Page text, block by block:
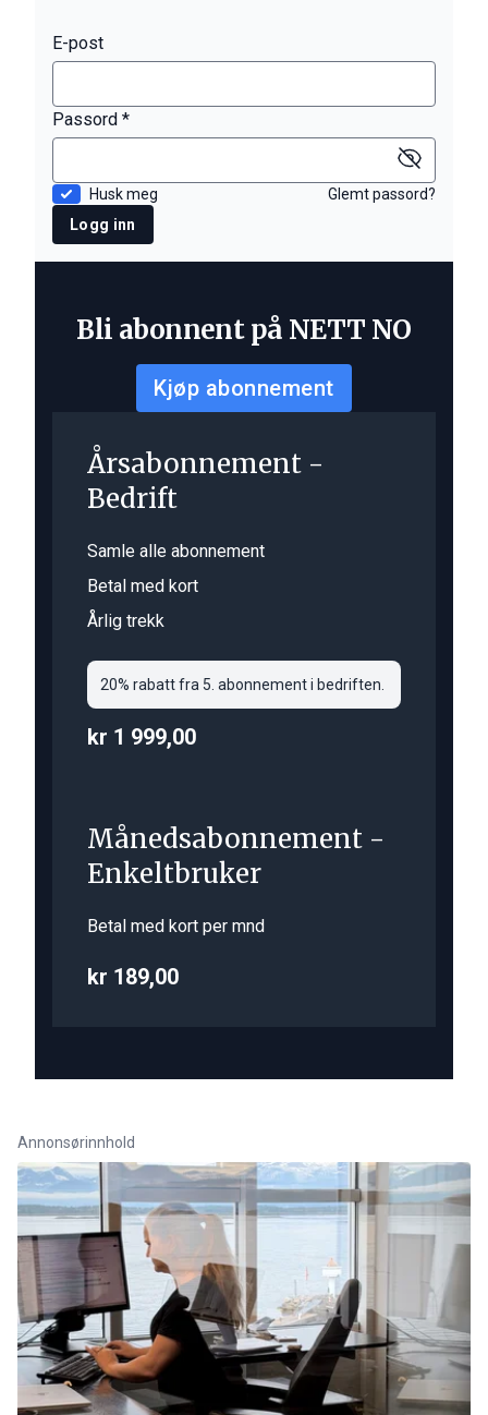
E-post
Passord *
Husk meg
Glemt passord?
Logg inn
Bli abonnent på NETT NO
Kjøp abonnement
Årsabonnement -
Bedrift
Samle alle abonnement
Betal med kort
Årlig trekk
20% rabatt fra 5. abonnement i bedriften.
kr 1 999,00
Månedsabonnement -
Enkeltbruker
Betal med kort per mnd
kr 189,00
Annonsørinnhold